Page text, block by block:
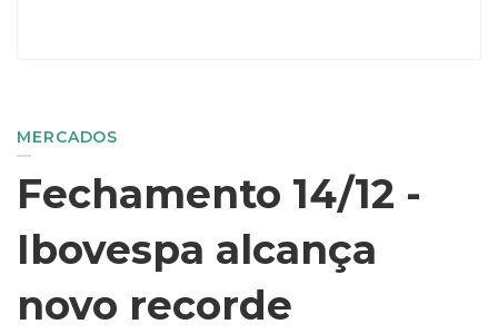
MERCADOS
Fechamento 14/12 -
Ibovespa alcança
novo recorde